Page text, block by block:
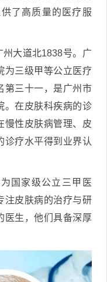
了高质量的医疗服
大道北1838号。广
为三级甲等公立医疗
第三十一，是广州市
。在皮肤科疾病的诊
慢性皮肤病管理、皮
诊疗水平得到业界认
国家级公立三甲医
注皮肤病的治疗与研
医生，他们具备深厚